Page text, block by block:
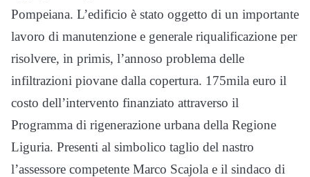
Pompeiana. L’edificio è stato oggetto di un importante
lavoro di manutenzione e generale riqualificazione per
risolvere, in primis, l’annoso problema delle
infiltrazioni piovane dalla copertura. 175mila euro il
costo dell’intervento finanziato attraverso il
Programma di rigenerazione urbana della Regione
Liguria. Presenti al simbolico taglio del nastro
l’assessore competente Marco Scajola e il sindaco di